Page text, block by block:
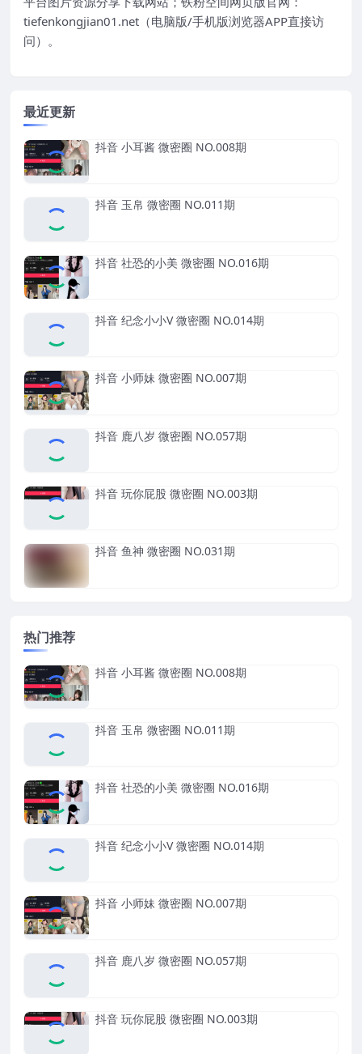
tiefenkongjian01.net（电脑版/手机版浏览器APP直接访
问）。
最近更新
抖音 小耳酱 微密圈 NO.008期
抖音 玉帛 微密圈 NO.011期
抖音 社恐的小美 微密圈 NO.016期
抖音 纪念小小V 微密圈 NO.014期
抖音 小师妹 微密圈 NO.007期
抖音 鹿八岁 微密圈 NO.057期
抖音 玩你屁股 微密圈 NO.003期
抖音 鱼神 微密圈 NO.031期
热门推荐
抖音 小耳酱 微密圈 NO.008期
抖音 玉帛 微密圈 NO.011期
抖音 社恐的小美 微密圈 NO.016期
抖音 纪念小小V 微密圈 NO.014期
抖音 小师妹 微密圈 NO.007期
抖音 鹿八岁 微密圈 NO.057期
抖音 玩你屁股 微密圈 NO.003期